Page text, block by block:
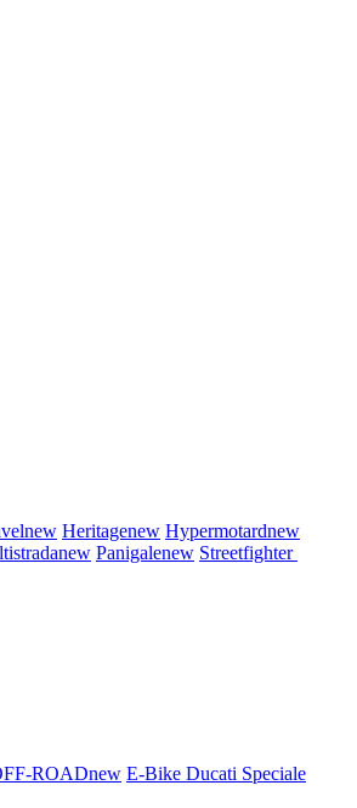
new Heritagenew Hypermotardnew
new Panigalenew Streetfighter
ROADnew E-Bike Ducati Speciale